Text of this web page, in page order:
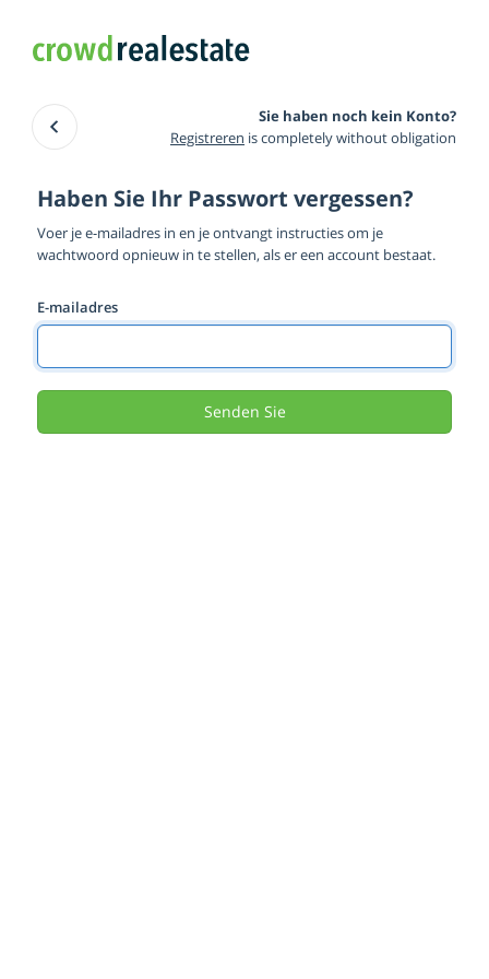
Sie haben noch kein Konto?
Registreren is completely without obligation
Haben Sie Ihr Passwort vergessen?
Voer je e-mailadres in en je ontvangt instructies om je
wachtwoord opnieuw in te stellen, als er een account bestaat.
E-mailadres
Senden Sie